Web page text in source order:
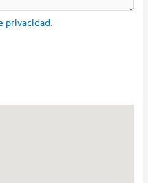
privacidad.